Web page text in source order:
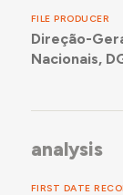
FILE PRODUCER
Direção-
Nacionais,
analysis
FIRST DATE